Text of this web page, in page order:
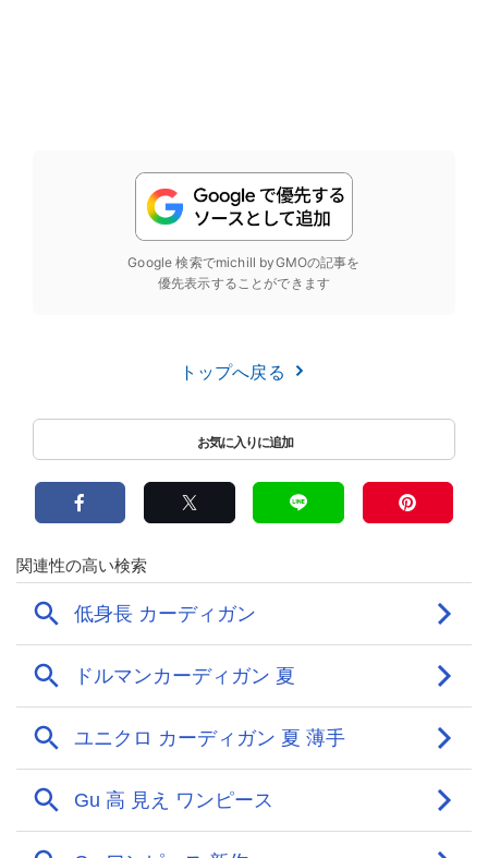
Google 検索でmichill byGMOの記事を
優先表示することができます
トップへ戻る